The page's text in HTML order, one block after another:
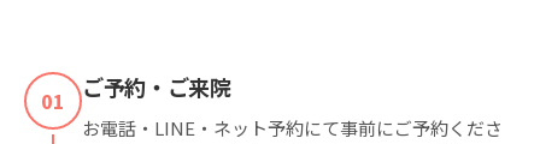
01 ご予約・ご来院
お電話・LINE・ネット予約にて事前にご予約くださ